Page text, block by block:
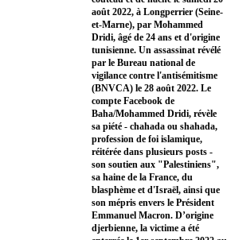
août 2022, à Longperrier (Seine-
et-Marne), par Mohammed
Dridi, âgé de 24 ans et d'origine
tunisienne. Un assassinat révélé
par le Bureau national de
vigilance contre l'antisémitisme
(BNVCA) le 28 août 2022. Le
compte Facebook de
Baha/Mohammed Dridi, révèle
sa piété - chahada ou shahada,
profession de foi islamique,
réitérée dans plusieurs posts -
son soutien aux "Palestiniens",
sa haine de la France, du
blasphème et d'Israël, ainsi que
son mépris envers le Président
Emmanuel Macron. D’origine
djerbienne, la victime a été